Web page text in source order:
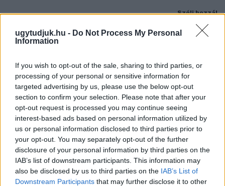
ugytudjuk.hu - Do Not Process My Personal
Information
If you wish to opt-out of the sale, sharing to third parties, or
processing of your personal or sensitive information for
targeted advertising by us, please use the below opt-out
section to confirm your selection. Please note that after your
opt-out request is processed you may continue seeing
interest-based ads based on personal information utilized by
us or personal information disclosed to third parties prior to
your opt-out. You may separately opt-out of the further
disclosure of your personal information by third parties on the
IAB’s list of downstream participants. This information may
also be disclosed by us to third parties on the IAB’s List of
Downstream Participants that may further disclose it to other
Szólj hozzá!